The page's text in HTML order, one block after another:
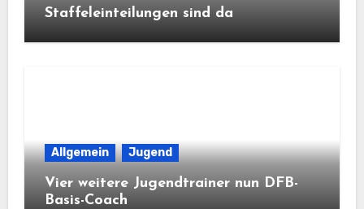
Staffeleinteilungen sind da
Allgemein Jugend
Vier weitere Jugendtrainer nun DFB-
Basis-Coach